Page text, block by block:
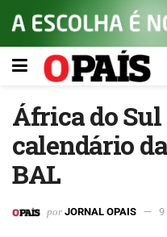
África do
calendário
BAL
por JORNAL OPAIS 9